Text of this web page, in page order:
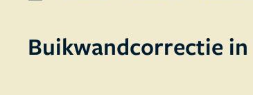
Buikwandcorrectie in